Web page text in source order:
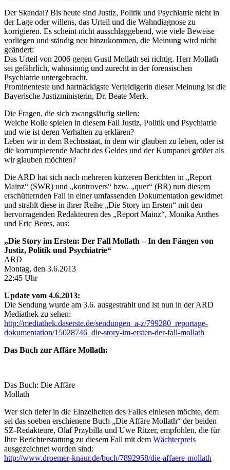
Der Skandal? Bis heute sind Justiz, Politik und Psychiatrie nicht in
der Lage oder willens, das Urteil und die Wahndiagnose zu
korrigieren. Es scheint nicht ausschlaggebend, wie viele Beweise
vorliegen und ständig neu hinzukommen, die Meinung wird nicht
geändert:
Das Urteil von 2006 gegen Gustl Mollath sei richtig. Herr Mollath
sei gefährlich, wahnsinnig und zurecht in der forensischen
Psychiatrie untergebracht.
Prominenteste und hartnäckigste Verteidigerin dieser Meinung ist die
Bayerische Justizministerin, Dr. Beate Merk.
Die Fragen, die sich zwangsläufig stellen:
Welche Rolle spielen in diesem Fall Justiz, Politik und Psychiatrie
und wie ist deren Verhalten zu erklären?
Leben wir in dem Rechtsstaat, in dem wir glauben zu leben, oder ist
die korrumpierende Macht des Geldes und der Kumpanei größer als
wir glauben möchten?
Die ARD hat sich nach mehreren kürzeren Berichten in „Report
Mainz“ (SWR) und „kontrovers“ bzw. „quer“ (BR) nun diesem
erschütternden Fall in einer umfassenden Dokumentation gewidmet
und strahlt diese in ihrer Reihe „Die Story im Ersten“ mit den
hervorragenden Redakteuren des „Report Mainz“, Monika Anthes
und Eric Beres, aus:
„Die Story im Ersten: Der Fall Mollath – In den Fängen von
Justiz, Politik und Psychiatrie“
ARD
Montag, den 3.6.2013
22:45 Uhr
Update vom 4.6.2013:
Die Sendung wurde am 3.6. ausgestrahlt und ist nun in der ARD
Mediathek zu sehen:
http://mediathek.daserste.de/sendungen_a-z/799280_reportage-
dokumentation/15028746_die-story-im-ersten-der-fall-mollath
Das Buch zur Affäre Mollath:
Das Buch: Die Affäre
Mollath
Wer sich tiefer in die Einzelheiten des Falles einlesen möchte, dem
sei das soeben erschienene Buch „Die Affäre Mollath“ der beiden
SZ-Redakteure, Olaf Przybilla und Uwe Ritzer, empfohlen, die für
Ihre Berichterstattung zu diesem Fall mit dem Wächterpreis
ausgezeichnet worden sind:
http://www.droemer-knaur.de/buch/7892958/die-affaere-mollath